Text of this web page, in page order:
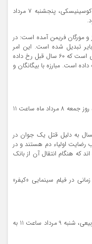
فیلم سینمایی «فراموشی» به کارگردانی جوزف کوسینیسکی، پنجشنبه 7 مرداد
و مورگان فریمن آمده است: در
و بایر تبدیل شده است. این امر
نتیجه نبردی میان انسان ها و موجودات فضایی است که 60 سال قبل رخ داده
است. مبارزه با بیگانگان و
فیلم سینمایی «کیفر» به کارگردانی حسن فتحی، روز جمعه 8 مرداد ماه ساعت 11
به دلیل قتل یک جوان در
اولیاء دم هستند و در
که هنگام انتقال آن از بانک
در فیلم سینمایی «کیفر»
فیلم تلویزیونی «تلواسه» به کارگردانی داریوش ربیعی، شنبه 9 مرداد ساعت 11 به